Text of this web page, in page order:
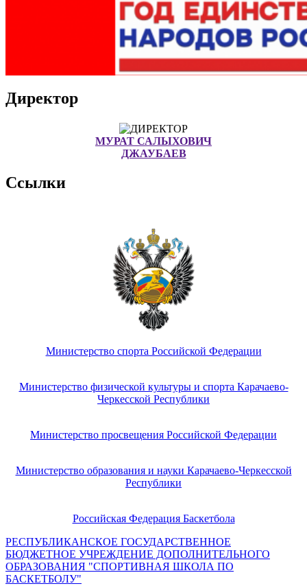
Директор
МУРАТ САЛЫХОВИЧ
ДЖАУБАЕВ
Ссылки
Министерство спорта Российской Федерации
Министерство физической культуры и спорта Карачаево-
Черкесской Республики
Министерство просвещения Российской Федерации
Министерство образования и науки Карачаево-Черкесской
Республики
Российская Федерация Баскетбола
РЕСПУБЛИКАНСКОЕ ГОСУДАРСТВЕННОЕ
БЮДЖЕТНОЕ УЧРЕЖДЕНИЕ ДОПОЛНИТЕЛЬНОГО
ОБРАЗОВАНИЯ "СПОРТИВНАЯ ШКОЛА ПО
БАСКЕТБОЛУ"